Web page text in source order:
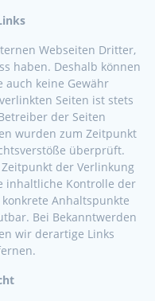
Webseiten Dritter,
haben. Deshalb können
keine Gewähr
Seiten ist stets
der Seiten
wurden zum Zeitpunkt
überprüft.
der Verlinkung
inhaltliche Kontrolle der
Anhaltspunkte
Bei Bekanntwerden
wir derartige Links